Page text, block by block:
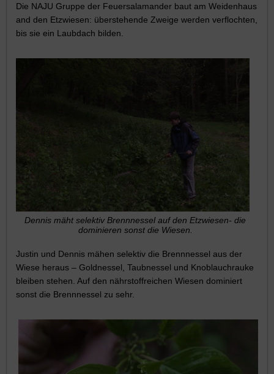
Die NAJU Gruppe der Feuersalamander baut am Weidenhaus
and den Etzwiesen: überstehende Zweige werden verflochten,
bis sie ein Laubdach bilden.
Dennis mäht selektiv Brennnessel auf den Etzwiesen- die
dominieren sonst die Wiesen.
Justin und Dennis mähen selektiv die Brennnessel aus der
Wiese heraus – Goldnessel, Taubnessel und Knoblauchrauke
bleiben stehen. Auf den nährstoffreichen Wiesen dominiert
sonst die Brennnessel zu sehr.